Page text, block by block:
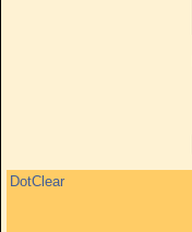
DotClear